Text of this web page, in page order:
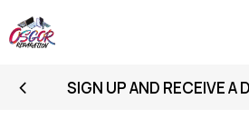
SIGN UP AND RECEIVE A